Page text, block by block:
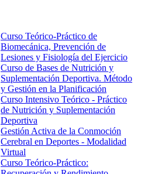
Curso Teórico-Práctico de
Biomecánica, Prevención de
Lesiones y Fisiología del Ejercicio
Curso de Bases de Nutrición y
Suplementación Deportiva. Método
y Gestión en la Planificación
Curso Intensivo Teórico - Práctico
de Nutrición y Suplementación
Deportiva
Gestión Activa de la Conmoción
Cerebral en Deportes - Modalidad
Virtual
Curso Teórico-Práctico: